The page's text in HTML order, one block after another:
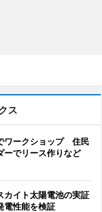
ス
ワークショップ 住民
ーでリース作りなど
カイト太陽電池の実証
性能を検証